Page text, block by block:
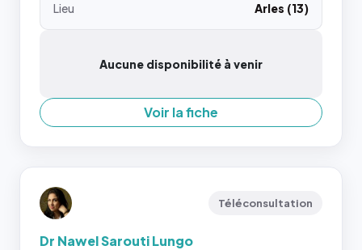
Lieu
Arles (13)
Aucune disponibilité à venir
Voir la fiche
Téléconsultation
Dr Nawel Sarouti Lungo